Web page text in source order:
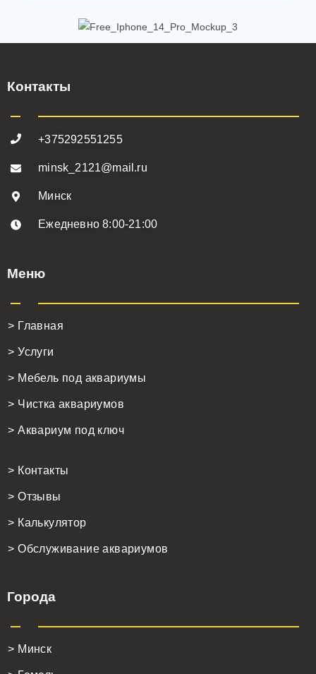
Контакты
+375292551255
minsk_2121@mail.ru
Минск
Ежедневно 8:00-21:00
Меню
> Главная
> Услуги
> Мебель под аквариумы
> Чистка аквариумов
> Аквариум под ключ
> Контакты
> Отзывы
> Калькулятор
> Обслуживание аквариумов
Города
> Минск